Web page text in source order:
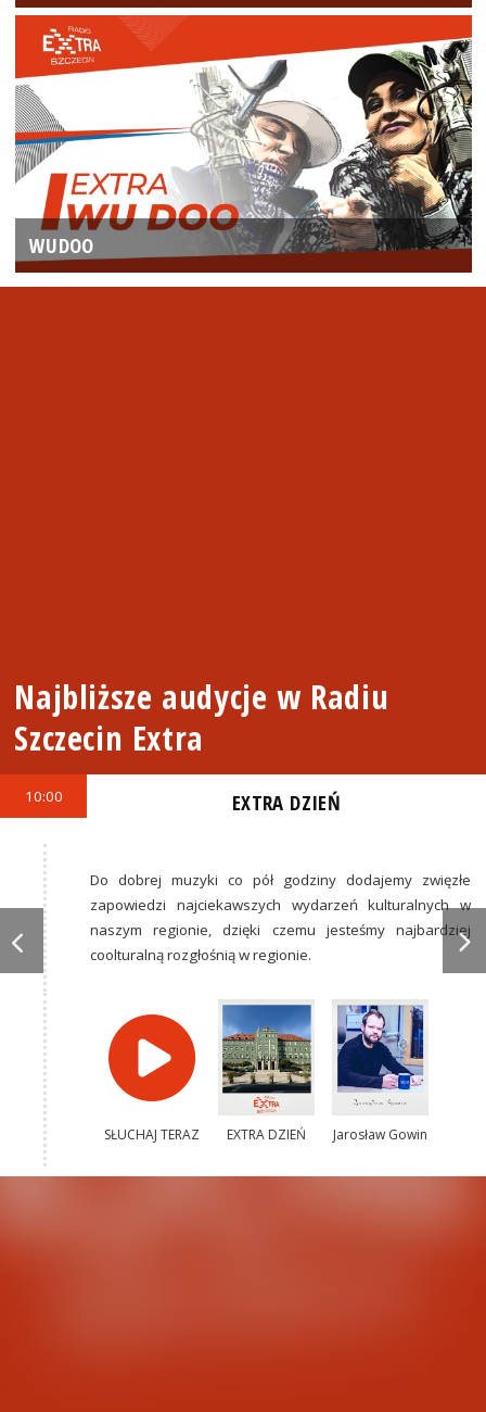
WUDOO
Najbliższe audycje w Radiu
Szczecin Extra
10:00 EXTRA DZIEŃ
Do dobrej muzyki co pół godziny dodajemy zwięzłe
zapowiedzi najciekawszych wydarzeń kulturalnych w
naszym regionie, dzięki czemu jesteśmy najbardziej
coolturalną rozgłośnią w regionie.
SŁUCHAJ TERAZ EXTRA DZIEŃ Jarosław Gowin